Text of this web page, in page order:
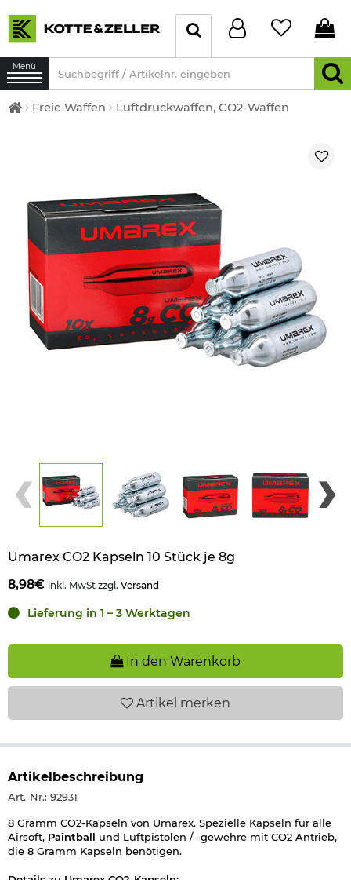
Menü
Freie Waffen Luftdruckwaffen, CO2-Waffen
Umarex CO2 Kapseln 10 Stück je 8g
8,98€ inkl. MwSt zzgl. Versand
Lieferung in 1 – 3 Werktagen
In den Warenkorb
Artikel merken
Artikelbeschreibung
Art.-Nr.: 92931
8 Gramm CO2-Kapseln von Umarex. Spezielle Kapseln für alle
Airsoft, Paintball und Luftpistolen / -gewehre mit CO2 Antrieb,
die 8 Gramm Kapseln benötigen.